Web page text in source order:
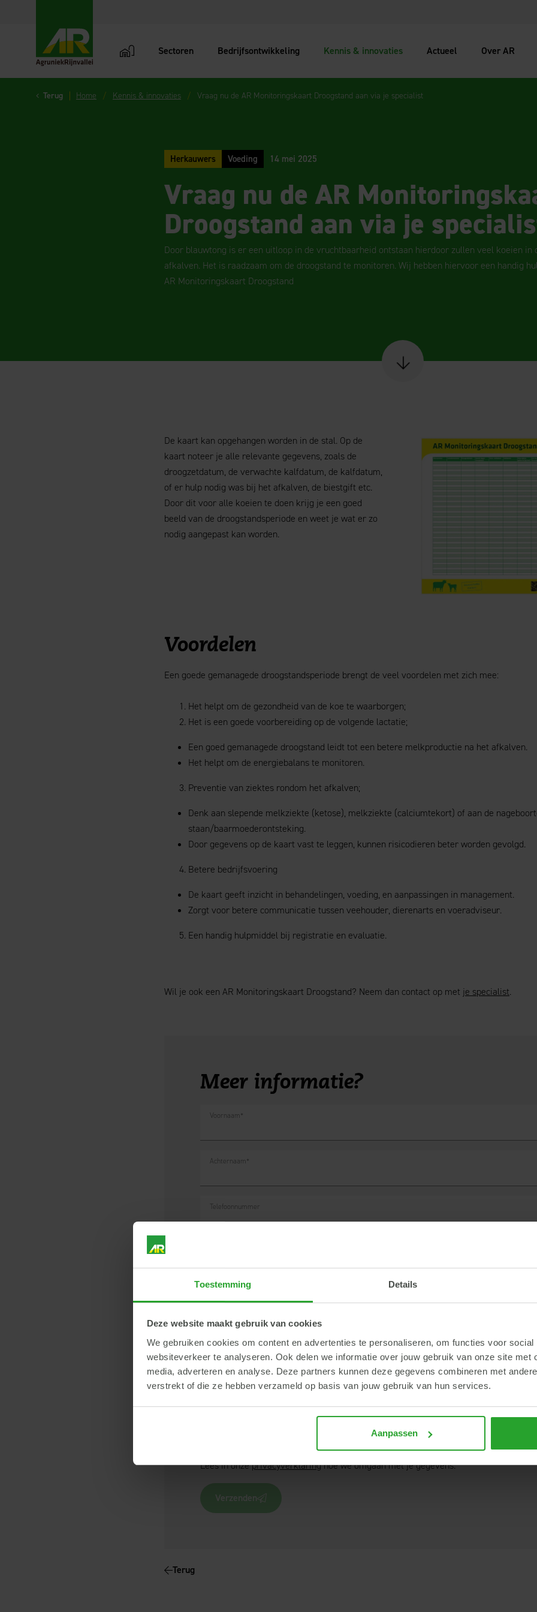
Toestemming Details
Deze website maakt gebruik van cookies
We gebruiken cookies om content en advertenties te personaliseren, om functies voor
websiteverkeer te analyseren. Ook delen we informatie over jouw gebruik van onze site met
media, adverteren en analyse. Deze partners kunnen deze gegevens combineren met
verstrekt of die ze hebben verzameld op basis van jouw gebruik van hun services.
Aanpassen
Sectoren Bedrijfsontwikkeling Kennis & innovaties Actueel Over AR
Terug Home Kennis & innovaties Vraag nu de AR Monitoringskaart Droogstand aan via je specialist
Herkauwers Voeding 14 mei 2025
Vraag nu de AR
Droogstand aan via je
Door blauwtong is er een uitloop in de vruchtbaarheid ontstaan hierdoor zullen veel koeien in
afkalven. Het is raadzaam om de droogstand te monitoren. Wij hebben hiervoor een handig
AR Monitoringskaart Droogstand
Scroll naar content
De kaart kan opgehangen worden in de stal. Op de
kaart noteer je alle relevante gegevens, zoals de
droogzetdatum, de verwachte kalfdatum, de kalfdatum,
of er hulp nodig was bij het afkalven, de biestgift etc.
Door dit voor alle koeien te doen krijg je een goed
beeld van de droogstandsperiode en weet je wat er zo
nodig aangepast kan worden.
Voordelen
Een goede gemanagede droogstandsperiode brengt de veel voordelen met zich mee:
Het helpt om de gezondheid van de koe te waarborgen;
Het is een goede voorbereiding op de volgende lactatie;
Een goed gemanagede droogstand leidt tot een betere melkproductie na het afkalven.
Het helpt om de energiebalans te monitoren.
Preventie van ziektes rondom het afkalven;
Denk aan slepende melkziekte (ketose), melkziekte (calciumtekort) of aan de
staan/baarmoederontsteking.
Door gegevens op de kaart vast te leggen, kunnen risicodieren beter worden gevolgd.
Betere bedrijfsvoering
De kaart geeft inzicht in behandelingen, voeding, en aanpassingen in management.
Zorgt voor betere communicatie tussen veehouder, dierenarts en voeradviseur.
Een handig hulpmiddel bij registratie en evaluatie.
Wil je ook een AR Monitoringskaart Droogstand? Neem dan contact op met je specialist.
Meer informatie?
Voornaam *
Achternaam *
Telefoonnummer
Opmerkingen*
Ja, ik ontvang ook graag de nieuwsbrief van AR.
Lees in onzeprivacyverklaringhoe we omgaan met je gegevens.
Verzenden
Terug